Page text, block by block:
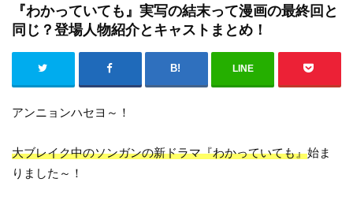
『わかっていても』実写の結末って漫画の最終回と
同じ？登場人物紹介とキャストまとめ！
LINE
アンニョンハセヨ～！
大ブレイク中のソンガンの新ドラマ『わかっていても』始ま
りました～！